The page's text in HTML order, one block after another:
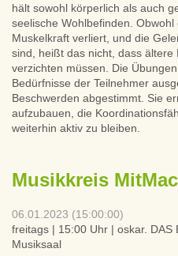
hält sowohl körperlich als auch
seelische Wohlbefinden.
Muskelkraft verliert, und die
sind, heißt das nicht, dass ältere
verzichten müssen. Die
Bedürfnisse der Teilnehmer
Beschwerden abgestimmt. Sie
aufzubauen, die
weiterhin aktiv zu bleiben.
Musikkreis
06.01.2023 (15:00:00)
freitags | 15:00 Uhr | oskar. DAS
Musiksaal